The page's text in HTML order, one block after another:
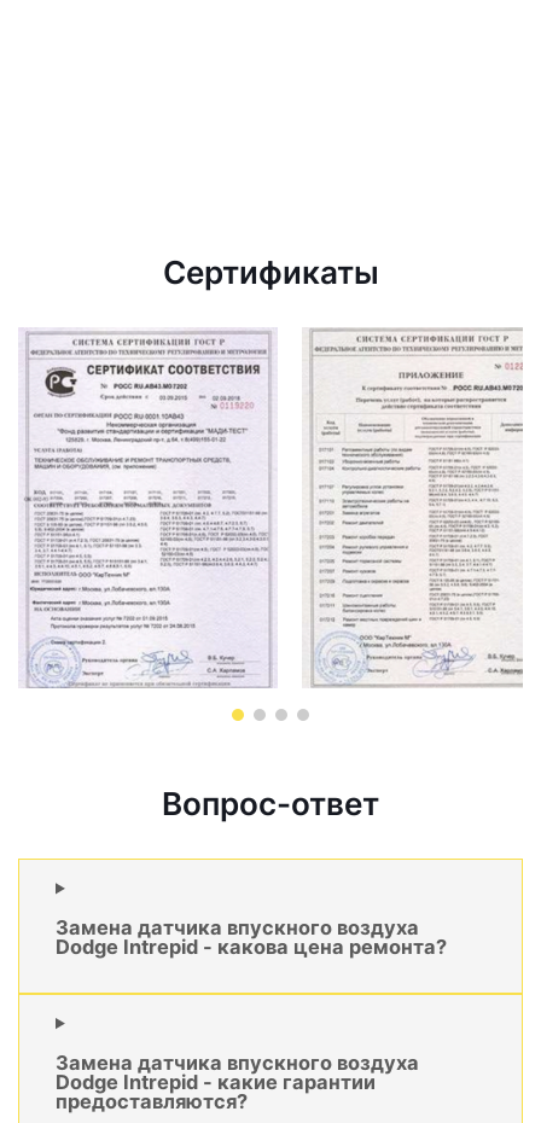
Сертификаты
Вопрос-ответ
Замена датчика впускного воздуха
Dodge Intrepid - какова цена ремонта?
Замена датчика впускного воздуха
Dodge Intrepid - какие гарантии
предоставляются?